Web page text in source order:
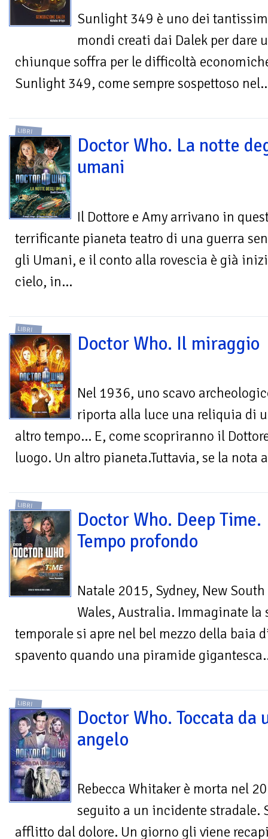
Sunlight 349 è uno dei
mondi creati dai Dalek per dare
chiunque soffra per le difficoltà
Sunlight 349, come sempre sospettoso
LIBRI
Doctor Who. La notte
umani
Il Dottore e Amy arrivano in
terrificante pianeta teatro di una guerra
gli Umani, e il conto alla rovescia è già
cielo, in...
LIBRI
Doctor Who. Il miraggio
Nel 1936, uno scavo
riporta alla luce una reliquia di
altro tempo... E, come scopriranno il
luogo. Un altro pianeta.Tuttavia, se la nota
LIBRI
Doctor Who. Deep Time.
Tempo profondo
Natale 2015, Sydney, New South
Wales, Australia. Immaginate la
temporale si apre nel bel mezzo della baia
spavento quando una piramide
LIBRI
Doctor Who. Toccata da
angelo
Rebecca Whitaker è morta nel
seguito a un incidente stradale.
afflitto dal dolore. Un giorno gli viene